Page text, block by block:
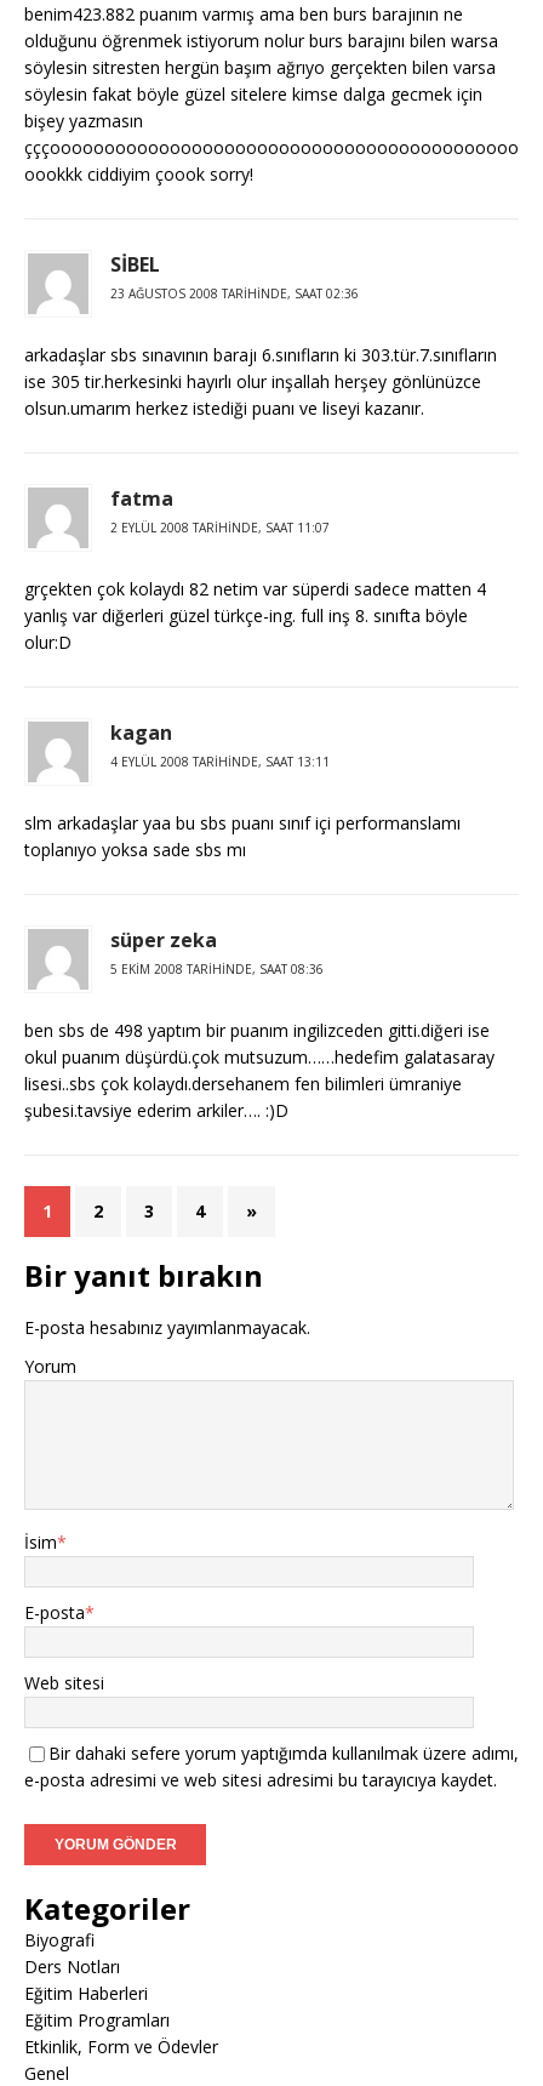
benim423.882 puanım varmış ama ben burs barajının ne
olduğunu öğrenmek istiyorum nolur burs barajını bilen warsa
söylesin sitresten hergün başım ağrıyo gerçekten bilen varsa
söylesin fakat böyle güzel sitelere kimse dalga gecmek için
bişey yazmasın
çççooooooooooooooooooooooooooooooooooooooooooo
oookkk ciddiyim çoook sorry!
SİBEL
23 AĞUSTOS 2008 TARIHINDE, SAAT 02:36
arkadaşlar sbs sınavının barajı 6.sınıfların ki 303.tür.7.sınıfların
ise 305 tir.herkesinki hayırlı olur inşallah herşey gönlünüzce
olsun.umarım herkez istediği puanı ve liseyi kazanır.
fatma
2 EYLÜL 2008 TARIHINDE, SAAT 11:07
grçekten çok kolaydı 82 netim var süperdi sadece matten 4
yanlış var diğerleri güzel türkçe-ing. full inş 8. sınıfta böyle
olur:D
kagan
4 EYLÜL 2008 TARIHINDE, SAAT 13:11
slm arkadaşlar yaa bu sbs puanı sınıf içi performanslamı
toplanıyo yoksa sade sbs mı
süper zeka
5 EKIM 2008 TARIHINDE, SAAT 08:36
ben sbs de 498 yaptım bir puanım ingilizceden gitti.diğeri ise
okul puanım düşürdü.çok mutsuzum……hedefim galatasaray
lisesi..sbs çok kolaydı.dersehanem fen bilimleri ümraniye
şubesi.tavsiye ederim arkiler…. :)D
1 2 3 4 »
Bir yanıt bırakın
E-posta hesabınız yayımlanmayacak.
Yorum
İsim*
E-posta*
Web sitesi
Bir dahaki sefere yorum yaptığımda kullanılmak üzere adımı,
e-posta adresimi ve web sitesi adresimi bu tarayıcıya kaydet.
Kategoriler
Biyografi
Ders Notları
Eğitim Haberleri
Eğitim Programları
Etkinlik, Form ve Ödevler
Genel